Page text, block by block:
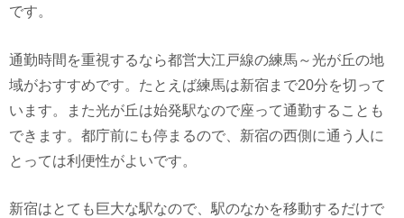
です。
通勤時間を重視するなら都営大江戸線の練馬～光が丘の地
域がおすすめです。たとえば練馬は新宿まで20分を切って
います。また光が丘は始発駅なので座って通勤することも
できます。都庁前にも停まるので、新宿の西側に通う人に
とっては利便性がよいです。
新宿はとても巨大な駅なので、駅のなかを移動するだけで